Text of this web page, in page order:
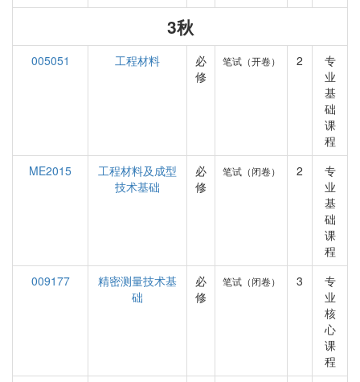
3秋
005051 工程材料
必
修
笔试（开卷） 2
专
业
基
础
课
程
ME2015
工程材料及成型
技术基础
必
修
笔试（闭卷） 2
专
业
基
础
课
程
009177
精密测量技术基
础
必
修
笔试（闭卷） 3
专
业
核
心
课
程